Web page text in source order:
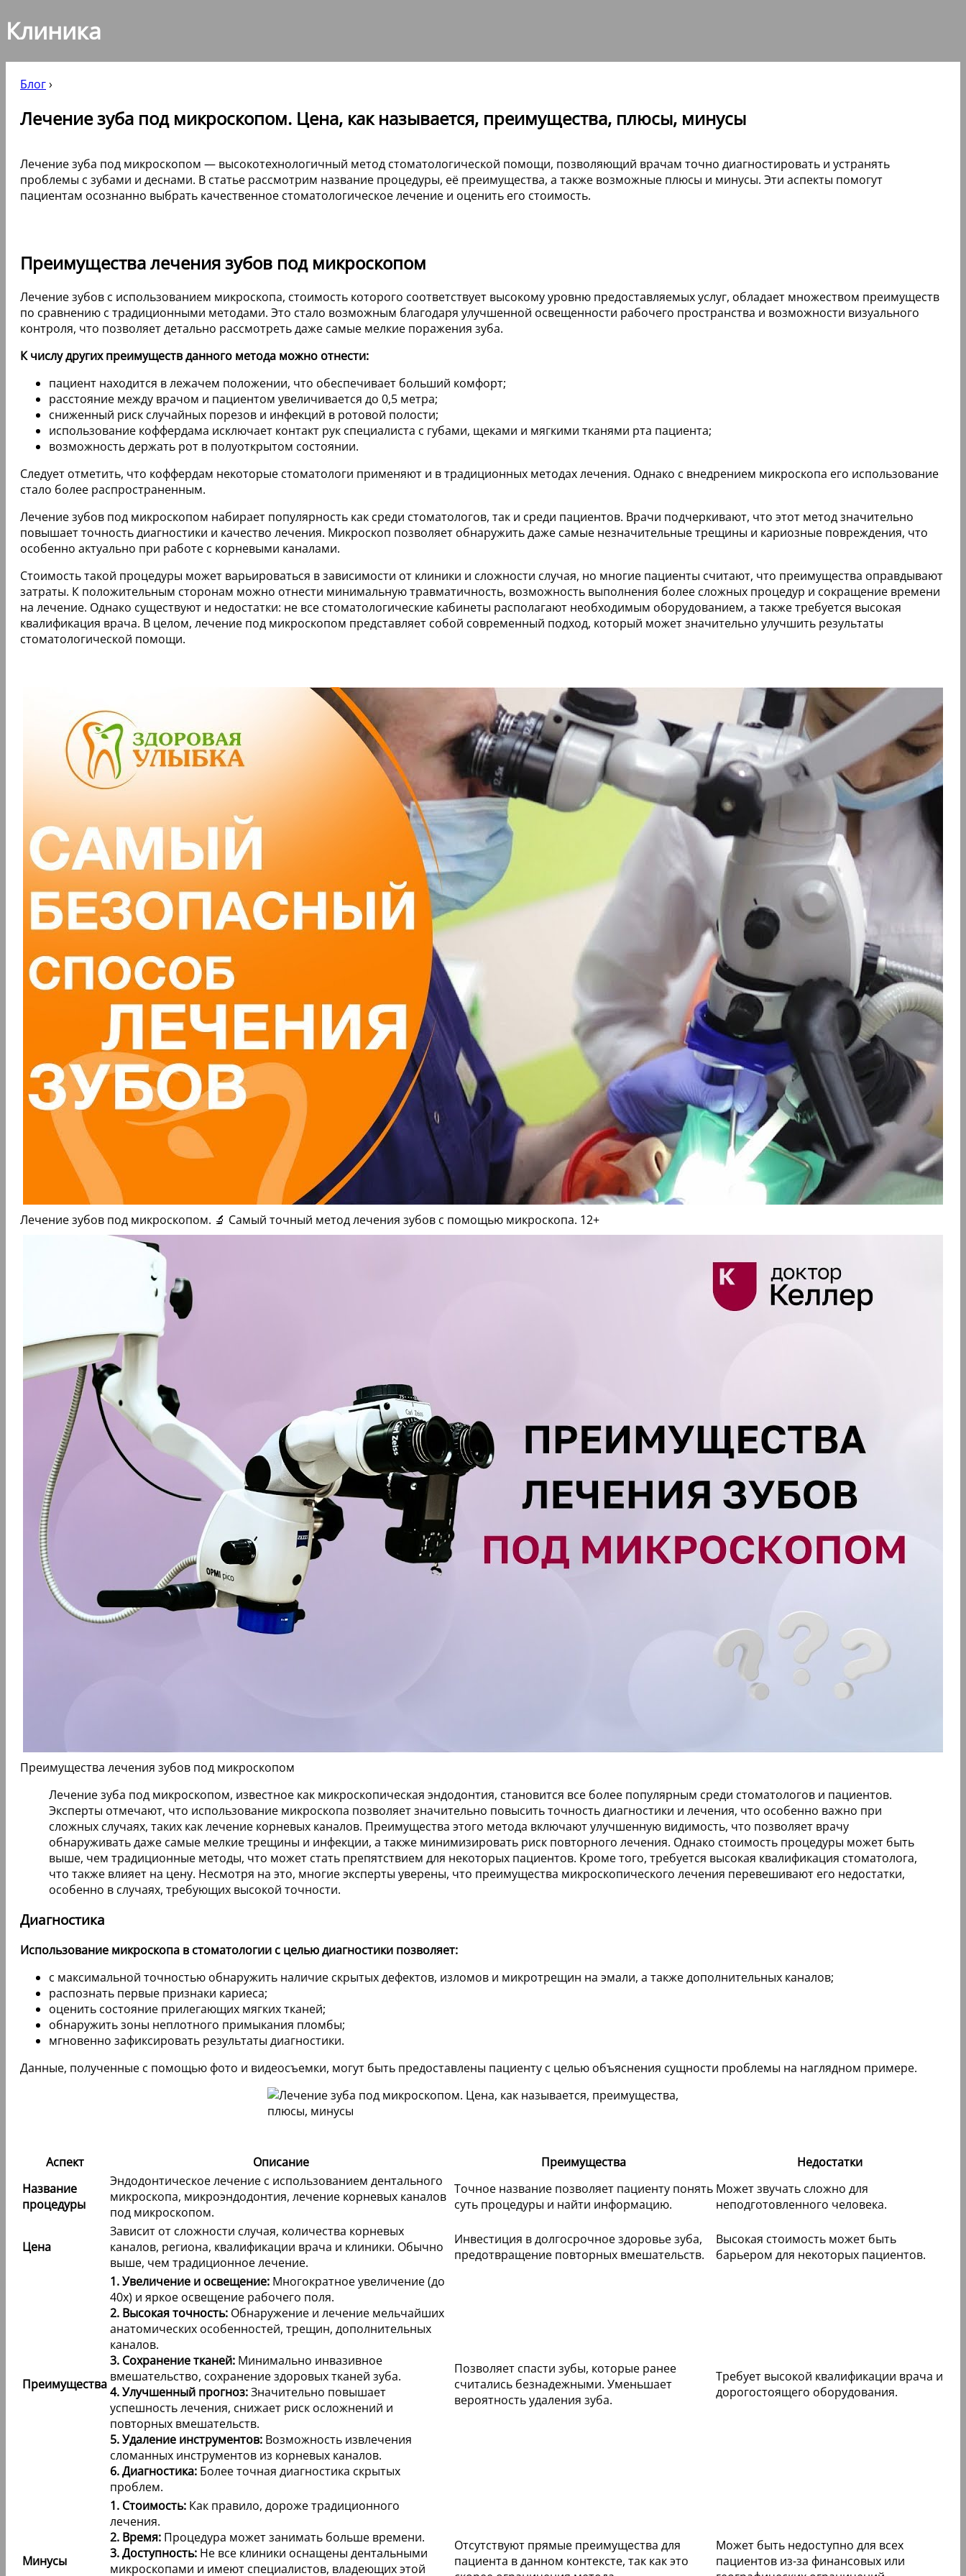
Клиника
Блог›
Лечение зуба под микроскопом. Цена, как называется, преимущества, плюсы, минусы
Лечение зуба под микроскопом — высокотехнологичный метод стоматологической помощи, позволяющий врачам точно диагностировать и устранять
проблемы с зубами и деснами. В статье рассмотрим название процедуры, её преимущества, а также возможные плюсы и минусы. Эти аспекты помогут
пациентам осознанно выбрать качественное стоматологическое лечение и оценить его стоимость.
Преимущества лечения зубов под микроскопом
Лечение зубов с использованием микроскопа, стоимость которого соответствует высокому уровню предоставляемых услуг, обладает множеством преимуществ
по сравнению с традиционными методами. Это стало возможным благодаря улучшенной освещенности рабочего пространства и возможности визуального
контроля, что позволяет детально рассмотреть даже самые мелкие поражения зуба.
К числу других преимуществ данного метода можно отнести:
пациент находится в лежачем положении, что обеспечивает больший комфорт;
расстояние между врачом и пациентом увеличивается до 0,5 метра;
сниженный риск случайных порезов и инфекций в ротовой полости;
использование коффердама исключает контакт рук специалиста с губами, щеками и мягкими тканями рта пациента;
возможность держать рот в полуоткрытом состоянии.
Следует отметить, что коффердам некоторые стоматологи применяют и в традиционных методах лечения. Однако с внедрением микроскопа его использование
стало более распространенным.
Лечение зубов под микроскопом набирает популярность как среди стоматологов, так и среди пациентов. Врачи подчеркивают, что этот метод значительно
повышает точность диагностики и качество лечения. Микроскоп позволяет обнаружить даже самые незначительные трещины и кариозные повреждения, что
особенно актуально при работе с корневыми каналами.
Стоимость такой процедуры может варьироваться в зависимости от клиники и сложности случая, но многие пациенты считают, что преимущества оправдывают
затраты. К положительным сторонам можно отнести минимальную травматичность, возможность выполнения более сложных процедур и сокращение времени
на лечение. Однако существуют и недостатки: не все стоматологические кабинеты располагают необходимым оборудованием, а также требуется высокая
квалификация врача. В целом, лечение под микроскопом представляет собой современный подход, который может значительно улучшить результаты
стоматологической помощи.
Лечение зубов под микроскопом. 🔬 Самый точный метод лечения зубов с помощью микроскопа. 12+
Преимущества лечения зубов под микроскопом
Лечение зуба под микроскопом, известное как микроскопическая эндодонтия, становится все более популярным среди стоматологов и пациентов.
Эксперты отмечают, что использование микроскопа позволяет значительно повысить точность диагностики и лечения, что особенно важно при
сложных случаях, таких как лечение корневых каналов. Преимущества этого метода включают улучшенную видимость, что позволяет врачу
обнаруживать даже самые мелкие трещины и инфекции, а также минимизировать риск повторного лечения. Однако стоимость процедуры может быть
выше, чем традиционные методы, что может стать препятствием для некоторых пациентов. Кроме того, требуется высокая квалификация стоматолога,
что также влияет на цену. Несмотря на это, многие эксперты уверены, что преимущества микроскопического лечения перевешивают его недостатки,
особенно в случаях, требующих высокой точности.
Диагностика
Использование микроскопа в стоматологии с целью диагностики позволяет:
с максимальной точностью обнаружить наличие скрытых дефектов, изломов и микротрещин на эмали, а также дополнительных каналов;
распознать первые признаки кариеса;
оценить состояние прилегающих мягких тканей;
обнаружить зоны неплотного примыкания пломбы;
мгновенно зафиксировать результаты диагностики.
Данные, полученные с помощью фото и видеосъемки, могут быть предоставлены пациенту с целью объяснения сущности проблемы на наглядном примере.
Аспект Описание Преимущества
Недостатки
Название
процедуры
Эндодонтическое лечение с использованием дентального
микроскопа, микроэндодонтия, лечение корневых каналов
под микроскопом.
Точное название позволяет пациенту понять
суть процедуры и найти информацию.
Может звучать сложно для
неподготовленного человека.
Цена
Зависит от сложности случая, количества корневых
каналов, региона, квалификации врача и клиники. Обычно
выше, чем традиционное лечение.
Инвестиция в долгосрочное здоровье зуба,
предотвращение повторных вмешательств.
Высокая стоимость может быть
барьером для некоторых пациентов.
Преимущества
1. Увеличение и освещение: Многократное увеличение (до
40х) и яркое освещение рабочего поля.
2. Высокая точность: Обнаружение и лечение мельчайших
анатомических особенностей, трещин, дополнительных
каналов.
3. Сохранение тканей: Минимально инвазивное
вмешательство, сохранение здоровых тканей зуба.
4. Улучшенный прогноз:Значительно повышает
успешность лечения, снижает риск осложнений и
повторных вмешательств.
5. Удаление инструментов: Возможность извлечения
сломанных инструментов из корневых каналов.
6. Диагностика: Более точная диагностика скрытых
проблем.
Позволяет спасти зубы, которые ранее
считались безнадежными. Уменьшает
вероятность удаления зуба.
Требует высокой квалификации врача и
дорогостоящего оборудования.
Минусы
1. Стоимость: Как правило, дороже традиционного
лечения.
2. Время: Процедура может занимать больше времени.
3. Доступность: Не все клиники оснащены дентальными
микроскопами и имеют специалистов, владеющих этой
Отсутствуют прямые преимущества для
пациента в данном контексте, так как это
Может быть недоступно для всех
пациентов из-за финансовых или